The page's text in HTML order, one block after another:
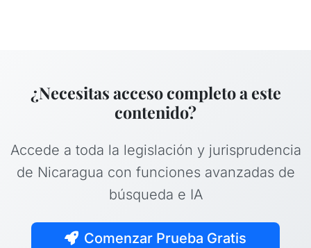
¿Necesitas acceso completo a este
contenido?
Accede a toda la legislación y jurisprudencia
de Nicaragua con funciones avanzadas de
búsqueda e IA
Comenzar Prueba Gratis